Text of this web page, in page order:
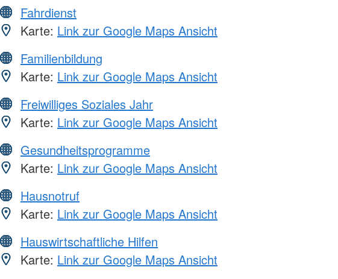
Fahrdienst
Karte: Link zur Google Maps Ansicht
Familienbildung
Karte: Link zur Google Maps Ansicht
Freiwilliges Soziales Jahr
Karte: Link zur Google Maps Ansicht
Gesundheitsprogramme
Karte: Link zur Google Maps Ansicht
Hausnotruf
Karte: Link zur Google Maps Ansicht
Hauswirtschaftliche Hilfen
Karte: Link zur Google Maps Ansicht